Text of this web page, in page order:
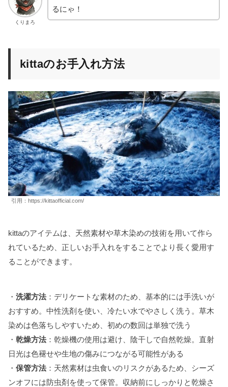
くりまろ
るにゃ！
kittaのお手入れ方法
引用：https://kittaofficial.com/
kittaのアイテムは、天然素材や草木染めの技術を用いて作ら
れているため、正しいお手入れをすることでより長く愛用す
ることができます。
・ 洗濯方法：デリケートな素材のため、基本的には手洗いが
おすすめ。中性洗剤を使い、冷たい水でやさしく洗う。草木
染めは色落ちしやすいため、初めの数回は単独で洗う
・ 乾燥方法：乾燥機の使用は避け、陰干しで自然乾燥。直射
日光は色褪せや生地の傷みにつながる可能性がある
・ 保管方法：天然素材は虫食いのリスクがあるため、シーズ
ンオフには防虫剤を使って保管。収納前にしっかりと乾燥さ